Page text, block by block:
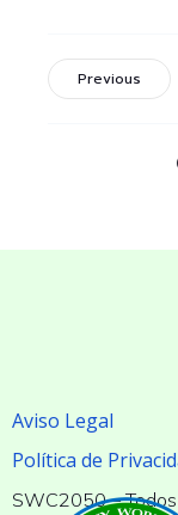
Previous
Aviso Legal
Política de
SWC2050 –